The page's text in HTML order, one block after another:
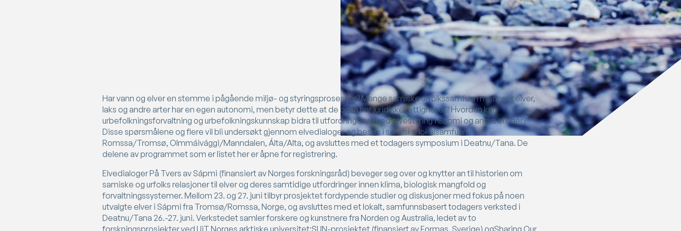
Har vann og elver en stemme i pågående miljø- og styringsprosesser? Mange samiske urfolkssamfunn mener at elver,
laks og andre arter har en egen autonomi, men betyr dette at de også har juridiske rettigheter? Hvordan kan
urbefolkningsforvaltning og urbefolkningskunnskap bidra til utfordringene med elvestyring i Sápmi og andre steder?
Disse spørsmålene og flere vil bli undersøkt gjennom elvedialoger og besøk i samiske lokalsamfunn i
Romssa/Tromsø, Olmmáivággi/Manndalen, Álta/Alta, og avsluttes med et todagers symposium i Deatnu/Tana. De
delene av programmet som er listet her er åpne for registrering.
Elvedialoger På Tvers av Sápmi (finansiert av Norges forskningsråd) beveger seg over og knytter an til historien om
samiske og urfolks relasjoner til elver og deres samtidige utfordringer innen klima, biologisk mangfold og
forvaltningssystemer. Mellom 23. og 27. juni tilbyr prosjektet fordypende studier og diskusjoner med fokus på noen
utvalgte elver i Sápmi fra Tromsø/Romssa, Norge, og avsluttes med et lokalt, samfunnsbasert todagers verksted i
Deatnu/Tana 26.-27. juni. Verkstedet samler forskere og kunstnere fra Norden og Australia, ledet av to
forskningsprosjekter ved UiT Norges arktiske universitet:SUN-prosjektet (finansiert av Formas, Sverige) ogSharing Our